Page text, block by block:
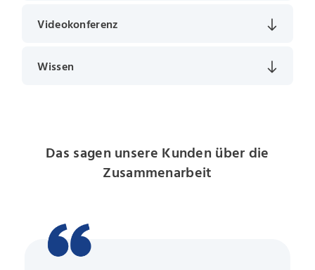
Videokonferenz
Wissen
Das sagen unsere Kunden über die
Zusammenarbeit